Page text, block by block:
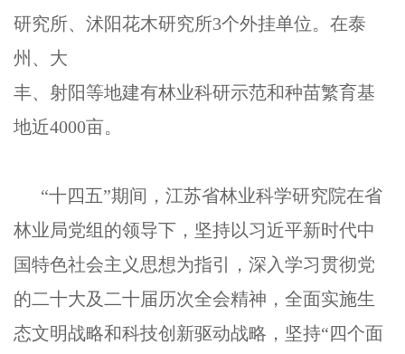
研究所、沭阳花木研究所3个外挂单位。在泰
州、大
丰、射阳等地建有林业科研示范和种苗繁育基
地近4000亩。
“十四五”期间，江苏省林业科学研究院在省
林业局党组的领导下，坚持以习近平新时代中
国特色社会主义思想为指引，深入学习贯彻党
的二十大及二十届历次全会精神，全面实施生
态文明战略和科技创新驱动战略，坚持“四个面